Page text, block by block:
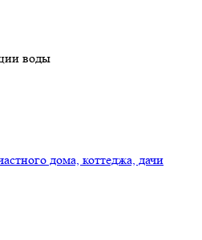
воды
дома, коттеджа, дачи